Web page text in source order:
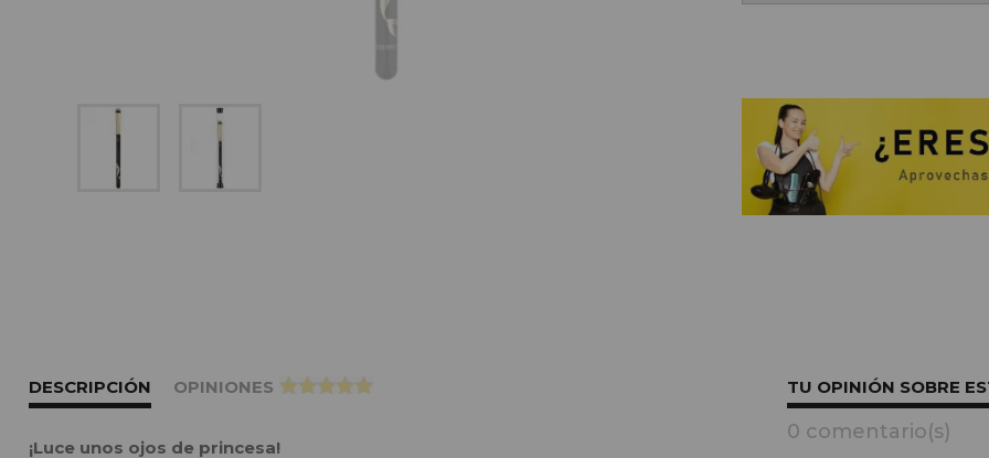
DESCRIPCIÓN OPINIONES >
¡Luce unos ojos de princesa!
TU OPINIÓN SOBRE
0 comentario(s)